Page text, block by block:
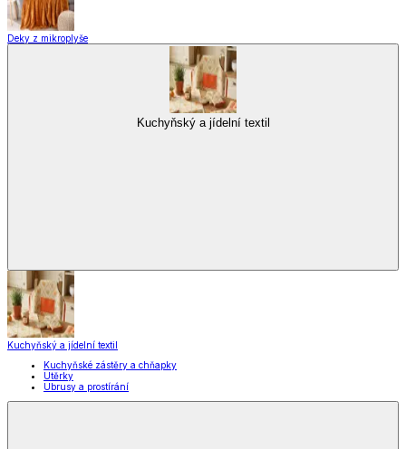
Deky z mikroplyše
Kuchyňský a jídelní textil
Kuchyňský a jídelní textil
Kuchyňské zástěry a chňapky
Utěrky
Ubrusy a prostírání